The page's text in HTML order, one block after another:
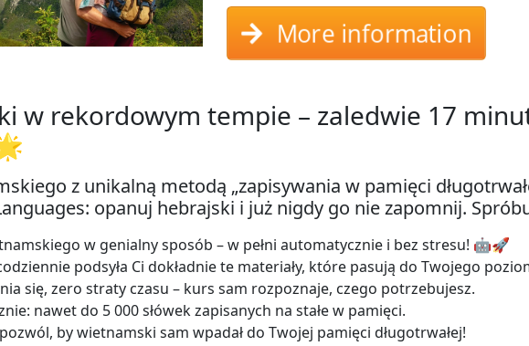
More information
w rekordowym tempie – zaledwie 17
z unikalną metodą „zapisywania w pamięci
opanuj hebrajski i już nigdy go nie zapomnij.
w genialny sposób – w pełni automatycznie i bez stresu! 🤖🚀
podsyła Ci dokładnie te materiały, które pasują do Twojego
się, zero straty czasu – kurs sam rozpoznaje, czego potrzebujesz.
nawet do 5 000 słówek zapisanych na stałe w pamięci.
by wietnamski sam wpadał do Twojej pamięci długotrwałej!